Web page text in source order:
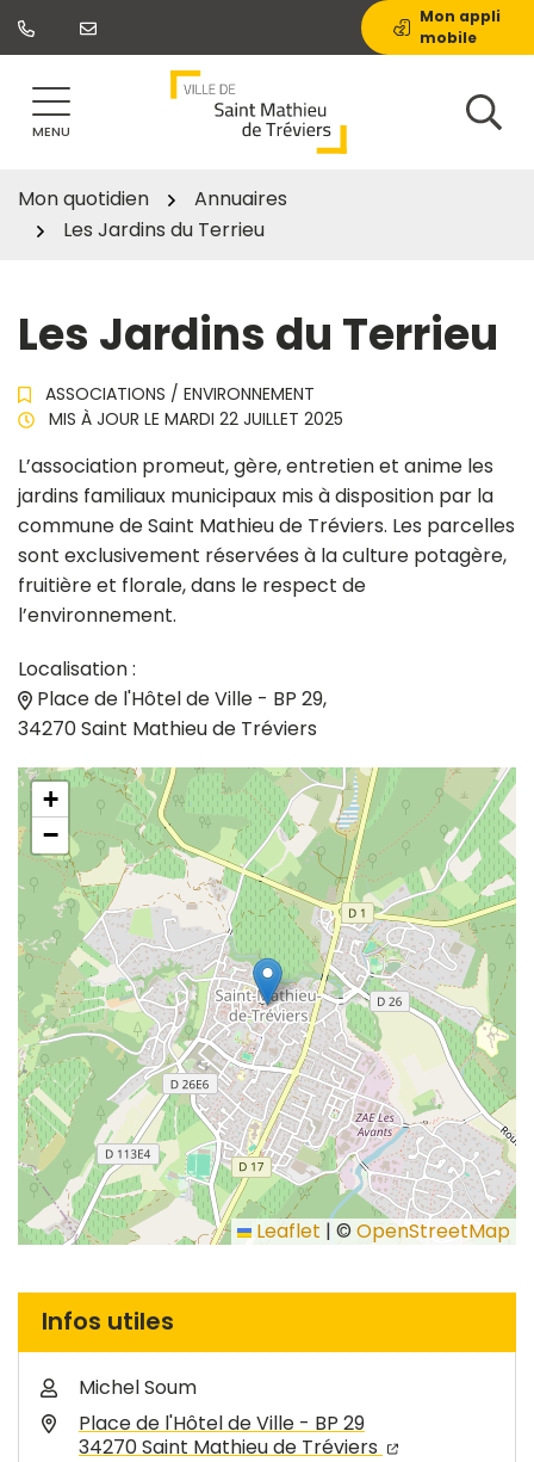
Aller
Mon appli
mobile
MENU
Mon quotidien
Annuaires
Les Jardins du Terrieu
Les Jardins du Terrieu
ASSOCIATIONS / ENVIRONNEMENT
MIS À JOUR LE MARDI 22 JUILLET 2025
L’association promeut, gère, entretien et anime les
jardins familiaux municipaux mis à disposition par la
commune de Saint Mathieu de Tréviers. Les parcelles
sont exclusivement réservées à la culture potagère,
fruitière et florale, dans le respect de
l’environnement.
Localisation :
Place de l'Hôtel de Ville - BP 29,
34270 Saint Mathieu de Tréviers
+
−
Leaflet | © OpenStreetMap
Infos utiles
Michel Soum
Place de l'Hôtel de Ville - BP 29
34270 Saint Mathieu de Tréviers